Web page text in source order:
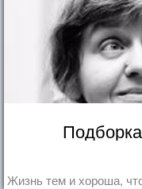
Жизнь тем и хороша,